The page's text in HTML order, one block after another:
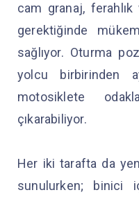
cam granaj,
gerektiğinde
sağlıyor. Oturma
yolcu birbirinden
motosiklete
çıkarabiliyor.
Her iki tarafta da
sunulurken; binici